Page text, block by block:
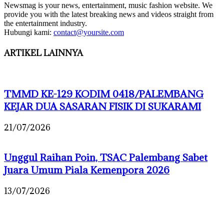
Newsmag is your news, entertainment, music fashion website. We
provide you with the latest breaking news and videos straight from
the entertainment industry.
Hubungi kami: contact@yoursite.com
ARTIKEL LAINNYA
TMMD KE-129 KODIM 0418/PALEMBANG
KEJAR DUA SASARAN FISIK DI SUKARAMI
21/07/2026
Unggul Raihan Poin, TSAC Palembang Sabet
Juara Umum Piala Kemenpora 2026
13/07/2026